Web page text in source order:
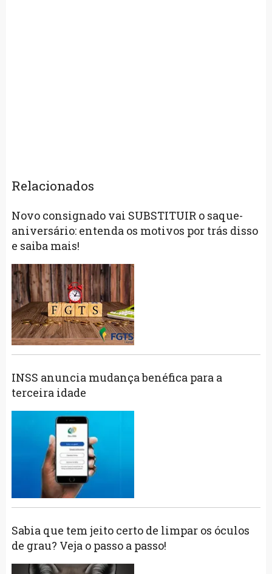
Relacionados
Novo consignado vai SUBSTITUIR o saque-
aniversário: entenda os motivos por trás disso
e saiba mais!
INSS anuncia mudança benéfica para a
terceira idade
Sabia que tem jeito certo de limpar os óculos
de grau? Veja o passo a passo!